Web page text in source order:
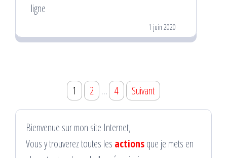
ligne
1 juin 2020
Pagination
des
publications
1 2 … 4 Suivant
Bienvenue sur mon site Internet,
Vous y trouverez toutes les actionsque je mets en